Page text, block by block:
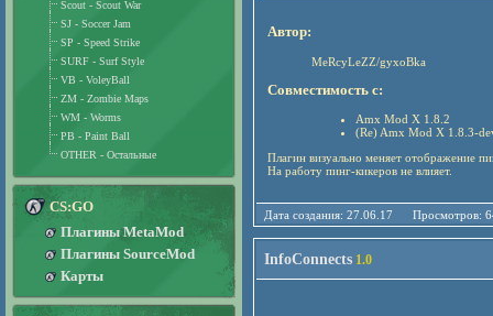
Автор:
MeRcyLeZZ/gyxoBka
Совместимость с:
Amx Mod X 1.8.2
(Re) Amx Mod X 1.8.3-
Плагин визуально меняет отображение
На работу пинг-кикеров не влияет.
Дата создания: 27.06.17
InfoConnects 1.0
Scout - Scout War
SJ - Soccer Jam
SP - Speed Strike
SURF - Surf Style
VB - VoleyBall
ZM - Zombie Maps
WM - Worms
PB - Paint Ball
OTHER - Остальные
CS:GO
Плагины MetaMod
Плагины SourceMod
Карты